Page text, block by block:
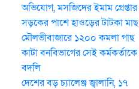
অভিযোগ, মসজিদের ইমাম গ্রেপ্তার
সড়কের পাশে হাওড়ের টাটকা মাছ
মৌলভীবাজারে ১২০০ কমলা গাছ
কাটা বনবিভাগের সেই কর্মকর্তাকে
বদলি
দেশের বড় চ্যালেঞ্জ জ্বালানি, ১৭